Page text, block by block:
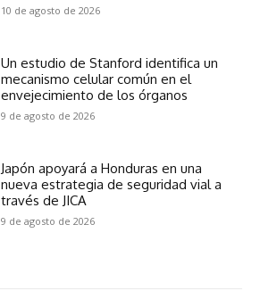
10 de agosto de 2026
Un estudio de Stanford identifica un
mecanismo celular común en el
envejecimiento de los órganos
9 de agosto de 2026
Japón apoyará a Honduras en una
nueva estrategia de seguridad vial a
través de JICA
9 de agosto de 2026